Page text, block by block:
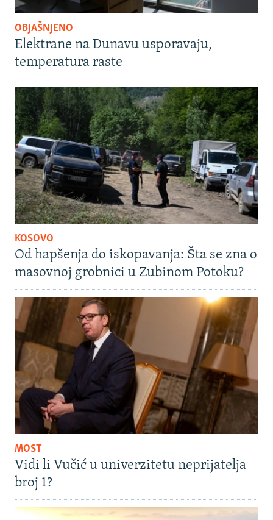
OBJAŠNJENO
Elektrane na Dunavu usporavaju,
temperatura raste
KOSOVO
Od hapšenja do iskopavanja: Šta se zna o
masovnoj grobnici u Zubinom Potoku?
MOST
Vidi li Vučić u univerzitetu neprijatelja
broj 1?